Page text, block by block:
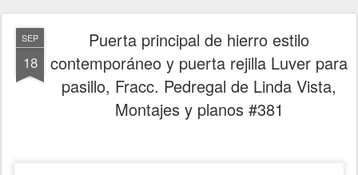
SEP
18
Puerta principal de hierro estilo
contemporáneo y puerta rejilla Luver para
pasillo, Fracc. Pedregal de Linda Vista,
Montajes y planos #381